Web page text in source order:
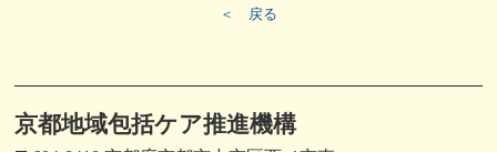
＜ 戻る
京都地域包括ケア推進機構